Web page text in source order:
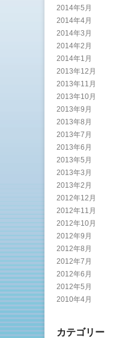
2014年5月
2014年4月
2014年3月
2014年2月
2014年1月
2013年12月
2013年11月
2013年10月
2013年9月
2013年8月
2013年7月
2013年6月
2013年5月
2013年3月
2013年2月
2012年12月
2012年11月
2012年10月
2012年9月
2012年8月
2012年7月
2012年6月
2012年5月
2010年4月
カテゴリー